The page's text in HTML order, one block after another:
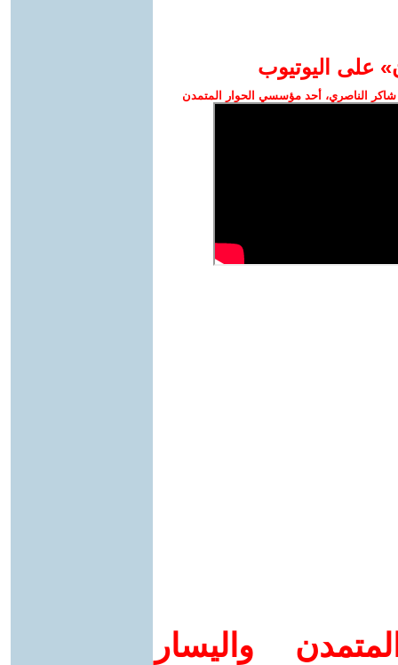
على اليوتيوب
الناصري، أحد مؤسسي الحوار المتمدن
واليسار